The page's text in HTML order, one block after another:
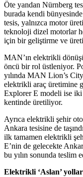
Öte yandan Nürnberg
burada kendi
tesis, yalnızca motor
teknoloji dizel motorlar
için bir geliştirme ve
MAN’ın elektrikli
öncü bir rol üstleniyor.
yılında MAN Lion’s
elektrikli araç üretimine
Explorer E modeli ise
kentinde üretiliyor.
Ayrıca elektrikli şehir
Ankara tesisine de
ilk tamamen elektrikli
E’nin de gelecekte
bu yılın sonunda teslim
Elektrikli ‘Aslan’